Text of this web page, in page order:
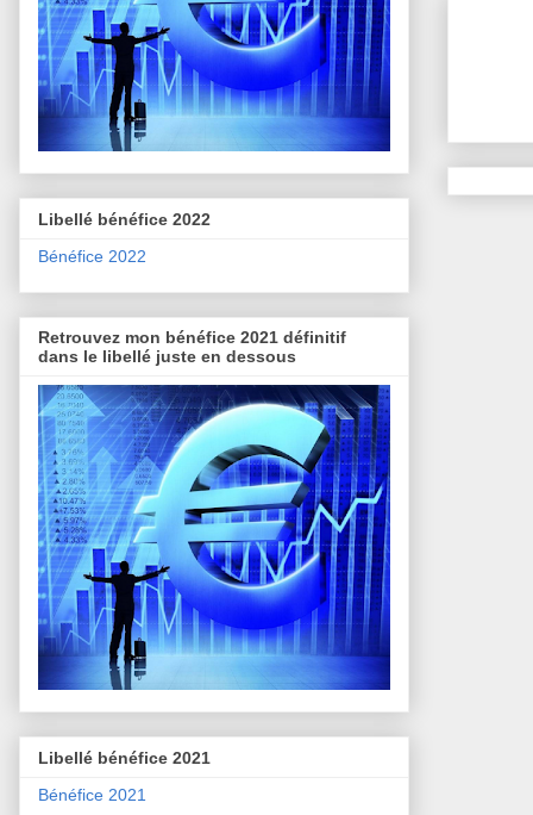
Libellé bénéfice 2022
Bénéfice 2022
Retrouvez mon bénéfice 2021 définitif
dans le libellé juste en dessous
Libellé bénéfice 2021
Bénéfice 2021